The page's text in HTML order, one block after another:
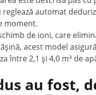
automat
moment.
de ioni, care
acest model
2,1 și 4,0 m³ de
au fost,